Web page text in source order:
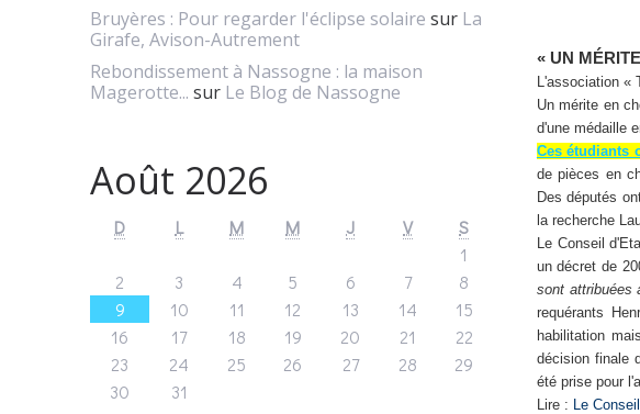
Bruyères : Pour regarder l'éclipse solaire sur La
Girafe, Avison-Autrement
Rebondissement à Nassogne : la maison
Magerotte... sur Le Blog de Nassogne
Août 2026
D L M M J V
S
1
2
3 4 5 6 7
8
9
10 11 12 13 14
15
16
17 18 19 20 21
22
23
24 25 26 27 28
29
30
31
« UN
L'association
Un mérite en
d'une médaille
Ces étudiants
de pièces en
Des députés
la recherche
Le Conseil
un décret de
sont attribuées
requérants
habilitation
décision finale
été prise pour
Lire :
Le